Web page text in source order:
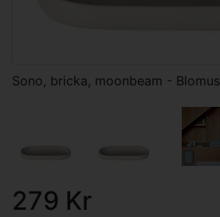
Sono, bricka, moonbeam - Blomus
279 Kr